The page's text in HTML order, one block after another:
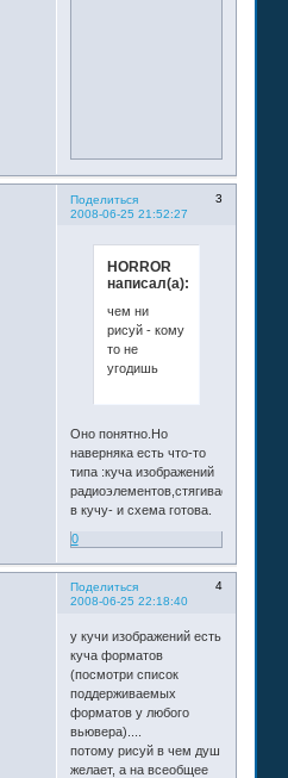
Поделиться
3
2008-06-25 21:52:27
HORROR
написал(а):
чем ни
рисуй - кому
то не
угодишь
Оно понятно.Но
наверняка есть что-то
типа :куча изображений
радиоэлементов,стягиваешь
в кучу- и схема готова.
0
Поделиться
4
2008-06-25 22:18:40
у кучи изображений есть
куча форматов
(посмотри список
поддерживаемых
форматов у любого
вьювера)....
потому рисуй в чем душ
желает, а на всеобщее